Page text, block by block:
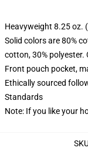
Heavyweight 8.25 oz.
Solid colors are 80%
cotton, 30% polyester.
Front pouch pocket,
Ethically sourced
Standards
Note: If you like your